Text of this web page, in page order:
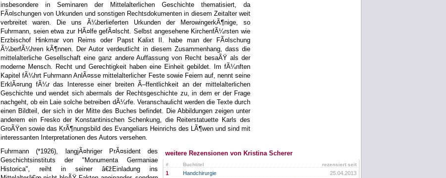
insbesondere in Seminaren der Mittelalterlichen Geschichte thematisiert, da
FÃ¤lschungen von Urkunden und sonstigen Rechtsdokumenten in diesem Zeitalter weit
verbreitet waren. Die uns Ã¼berlieferten Urkunden der MerowingerkÃ¶nige, so
Fuhrmann, seien etwa zur HÃ¤lfe gefÃ¤lscht. Selbst angesehene KirchenfÃ¼rsten wie
Erzbischof Hinkmar von Reims oder Papst Kalixt II. habe man der FÃ¤lschung
Ã¼berfÃ¼hren kÃ¶nnen. Der Autor verdeutlicht in diesem Zusammenhang, dass die
mittelalterliche Gesellschaft eine ganz andere Auffassung von Recht besaÃŸ als der
moderne Mensch. Recht und Gerechtigkeit haben eine Einheit gebildet. Im fÃ¼nften
Kapitel fÃ¼hrt Fuhrmann AnlÃ¤sse mittelalterlicher Feste sowie Feiern auf, nennt seine
ErklÃ¤rung fÃ¼r das Interesse einer breiten Ã–ffentlichkeit an der mittelalterlichen
Geschichte und wendet sich abermals der Rechtsgeschichte zu, in dem er der Frage
nachgeht, ob ein Laie solche betreiben dÃ¼rfe. Veranschaulicht werden die Texte durch
einen Bildteil, der sich in der Mitte des Buches befindet. Die Abbildungen zeigen unter
anderem ein Fresko der Konstantinischen Schenkung, die Reiterstatuette Karls des
GroÃŸen sowie das KrÃ¶nungsbild des Evangeliars Heinrichs des LÃ¶wen und sind mit
interessanten Interpretationen des Autors versehen.
weitere Rezensionen von Kristina Scherer
# rezensiert seit
Buchtitel
1 25.04.2013
Handchirurgie
Fuhrmann (*1926), langjÃ¤hriger PrÃ¤sident des
Geschichtsinstituts der "Monumenta Germaniae
Historica", reiht in seiner â€žEinladung ins